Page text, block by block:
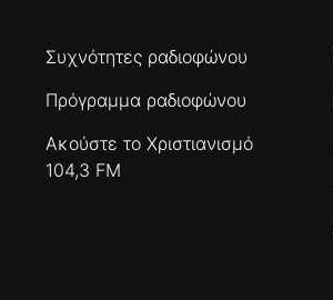
Συχνότητες ραδιοφώνου
Πρόγραμμα ραδιοφώνου
Ακούστε το Χριστιανισμό
104,3 FM